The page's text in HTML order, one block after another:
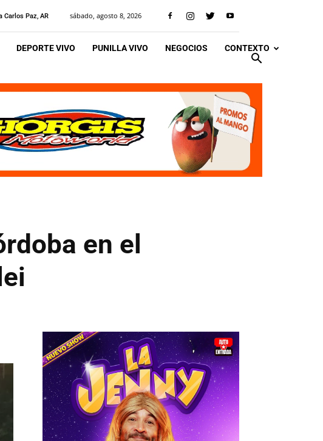
Carlos Paz, AR sábado, agosto 8, 2026
DEPORTE VIVO PUNILLA VIVO NEGOCIOS CONTEXTO
en el